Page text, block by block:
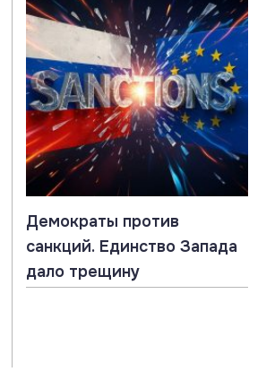
Демократы против
санкций. Единство Запада
дало трещину